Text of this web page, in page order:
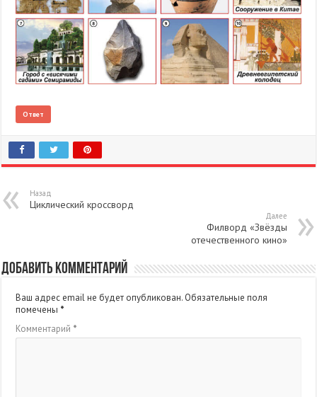
Ответ
Назад
Циклический кроссворд
Далее
Филворд «Звёзды
отечественного кино»
Добавить комментарий
Ваш адрес email не будет опубликован. Обязательные поля
помечены *
Комментарий *